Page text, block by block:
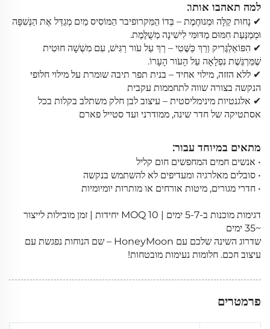
למה תאהבו אותו:
✔ נָחוּת קַלָּה וּמְנוּחֶמֶת – בְּדוֹ הַמִּקרופיבר הַמּוֹסִיס מַיִם מְגַדֵּל אֶת הַנְּשִׁפָּה
וּמְמַנַּעַת חִמּוּם מַדּוּמִּי לִישִׁינָה מְשֻׁלֶּמֶת.
✔ הִפּוֹאַלְגֶּרִיק וְרַךְ כַּשֶּׁטִי – רַךְ עַל עֹור רַגִּישׁ, עִם מִשְׁשָׁה חוּטִית
שֶׁמַּרְגֶּשֶׁת נִפְלָאָה עַל הָעֹור הָעָרוֹ.
✔ ללא הזזה, מילוי אחיד – בנית תפר תיבה שומרת על מילוי חלופי
הנקשה בצורה שווה לתחממות עקבית
✔ אלגנטיות מינימליסטית – עיצוב לבן חלק משתלב בקלות בכל
אסתטיקה של חדר שינה, ממודרני ועד סטייל פארם
מתאים במיוחד עבור:
• אנשים חמים המחפשים חום קליל
• סובלים מאלרגיה ומעדיפים לא להשתמש בנקשה
• חדרי מגורים, מיטות אורחים או מותרות יומיומיות
דגימות מוכנות ב-5-7 ימים | MOQ 10 יחידות | זמן מובילות לייצור
~35 ימים
שדרוג השינה שלכם עם HoneyMoon – שם הנוחות נפגשת עם
עיצוב חכם. חלומות נעימות מובטחות!
פרמטרים